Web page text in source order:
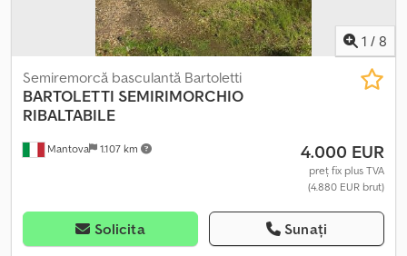
1 / 8
Mantova 1.107 km
Semiremorcă basculantă Bartoletti
BARTOLETTI SEMIRIMORCHIO
RIBALTABILE
4.000 EUR
preț fix plus TVA
(4.880 EUR brut)
Solicita Sunați